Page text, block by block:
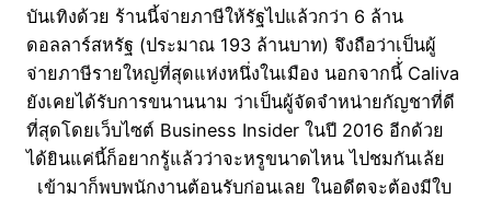
บันเทิงด้วย ร้านนี้จ่ายภาษีให้รัฐไปแล้วกว่า 6 ล้าน
ดอลลาร์สหรัฐ (ประมาณ 193 ล้านบาท) จึงถือว่าเป็นผู้
จ่ายภาษีรายใหญ่ที่สุดแห่งหนึ่งในเมือง นอกจากนี้่ Caliva
ยังเคยได้รับการขนานนาม ว่าเป็นผู้จัดจำหน่ายกัญชาที่ดี
ที่สุดโดยเว็บไซต์ Business Insider ในปี 2016 อีกด้วย
ได้ยินแค่นี้ก็อยากรู้แล้วว่าจะหรูขนาดไหน ไปชมกันเล้ย
เข้ามาก็พบพนักงานต้อนรับก่อนเลย ในอดีตจะต้องมีใบ